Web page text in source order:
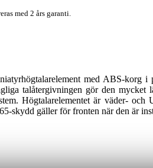
med 2 års garanti.
med ABS-korg i
talåtergivningen gör den mycket
Högtalarelementet är väder- och
skydd gäller för fronten när den är